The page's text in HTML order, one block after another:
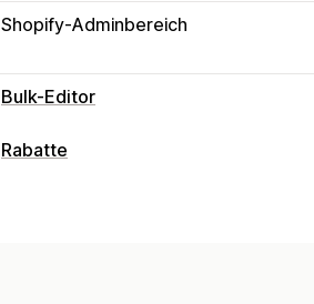
Shopify-Adminbereich
Bulk-Editor
Bearbeitbare Ressourcen
Rabatte